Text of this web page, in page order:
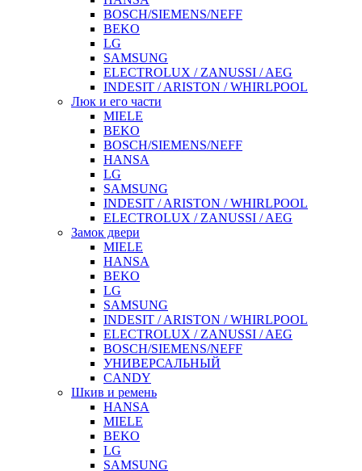
BOSCH/SIEMENS/NEFF
BEKO
LG
SAMSUNG
ELECTROLUX / ZANUSSI / AEG
INDESIT / ARISTON / WHIRLPOOL
Люк и его части
MIELE
BEKO
BOSCH/SIEMENS/NEFF
HANSA
LG
SAMSUNG
INDESIT / ARISTON / WHIRLPOOL
ELECTROLUX / ZANUSSI / AEG
Замок двери
MIELE
HANSA
BEKO
LG
SAMSUNG
INDESIT / ARISTON / WHIRLPOOL
ELECTROLUX / ZANUSSI / AEG
BOSCH/SIEMENS/NEFF
УНИВЕРСАЛЬНЫЙ
CANDY
Шкив и ремень
HANSA
MIELE
BEKO
LG
SAMSUNG